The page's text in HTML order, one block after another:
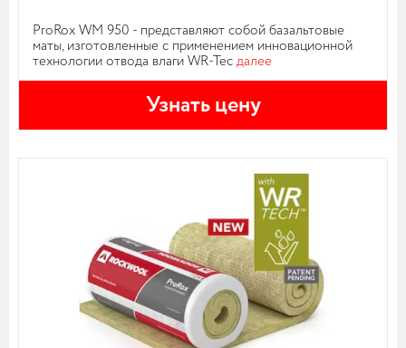
ProRox WM 950 - представляют собой базальтовые
маты, изготовленные с применением инновационной
технологии отвода влаги WR-Tec далее
Узнать цену